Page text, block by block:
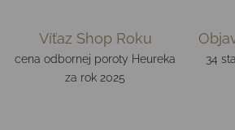
Víťaz Shop Roku
cena odbornej poroty Heureka
za rok 2025
34